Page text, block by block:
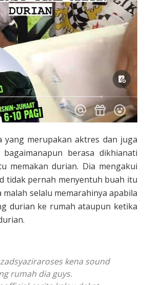
yang merupakan aktres dan juga
berasa dikhianati
memakan durian. Dia mengakui
tidak pernah menyentuh buah itu
selalu memarahinya apabila
durian ke rumah ataupun ketika
kena sound
rumah dia guys.